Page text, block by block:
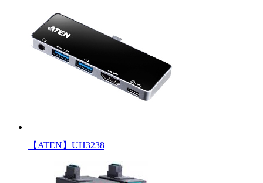
【ATEN】UH3238